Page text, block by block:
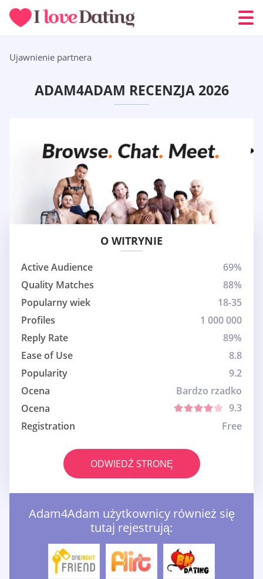
Ujawnienie partnera
ADAM4ADAM RECENZJA 2026
O WITRYNIE
Active Audience
69%
Quality Matches
88%
Popularny wiek
18-35
Profiles
1 000 000
Reply Rate
89%
Ease of Use
8.8
Popularity
9.2
Ocena
Bardzo rzadko
Ocena
9.3
Registration
Free
ODWIEDŹ STRONĘ
Adam4Adam użytkownicy również się
tutaj rejestrują: